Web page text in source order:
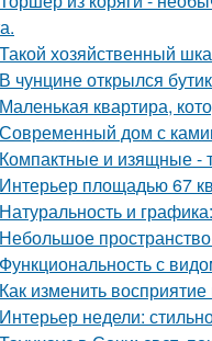
Такой хозяйственный
В чунцине открылся
Маленькая квартира,
Современный дом с
Компактные и изящные -
Интерьер площадью 67
Натуральность и
Небольшое
Функциональность с
Как изменить
Интерьер недели: